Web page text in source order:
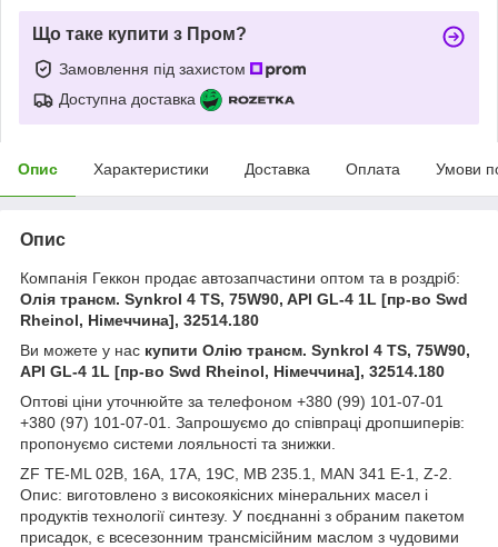
Що таке купити з Пром?
Замовлення під захистом
Доступна доставка
Опис Характеристики Доставка Оплата Умови
Опис
Компанія Геккон продає автозапчастини оптом та в роздріб:
Олія трансм. Synkrol 4 TS, 75W90, API GL-4 1L [пр-во Swd
Rheinol, Німеччина], 32514.180
Ви можете у нас купити Олію трансм. Synkrol 4 TS, 75W90,
API GL-4 1L [пр-во Swd Rheinol, Німеччина], 32514.180
Оптові ціни уточнюйте за телефоном +380 (99) 101-07-01
+380 (97) 101-07-01. Запрошуємо до співпраці дропшиперів:
пропонуємо системи лояльності та знижки.
ZF TE-ML 02B, 16A, 17A, 19C, MB 235.1, MAN 341 E-1, Z-2.
Опис: виготовлено з високоякісних мінеральних масел і
продуктів технології синтезу. У поєднанні з обраним пакетом
присадок, є всесезонним трансмісійним маслом з чудовими